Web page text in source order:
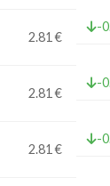
2.81 €
-
2.81 €
-
2.81 €
-